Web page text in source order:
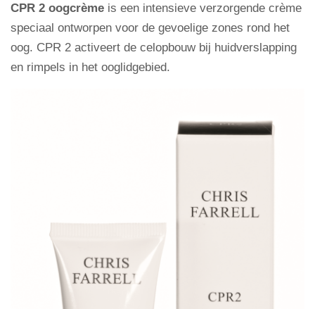
CPR 2 oogcrème is een intensieve verzorgende crème
speciaal ontworpen voor de gevoelige zones rond het
oog. CPR 2 activeert de celopbouw bij huidverslapping
en rimpels in het ooglidgebied.